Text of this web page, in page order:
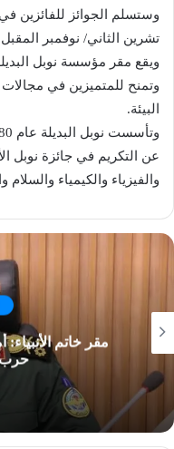
تشرين الثاني/ نوفمبر
ويقع مقر مؤسسة نوبل
وتمنح للمتميزين في
البيئة.
عن التكريم في جائزة نوبل
والفيزياء والكيمياء والسلام
مقر خاتم
حرب